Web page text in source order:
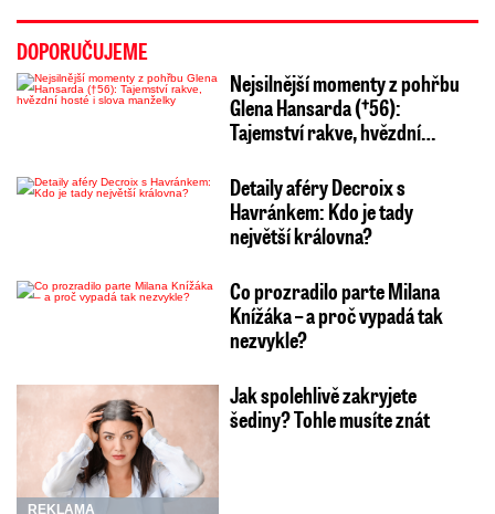
DOPORUČUJEME
Nejsilnější momenty z pohřbu
Glena Hansarda (†56):
Tajemství rakve, hvězdní…
Detaily aféry Decroix s
Havránkem: Kdo je tady
největší královna?
Co prozradilo parte Milana
Knížáka – a proč vypadá tak
nezvykle?
REKLAMA
Jak spolehlivě zakryjete
šediny? Tohle musíte znát